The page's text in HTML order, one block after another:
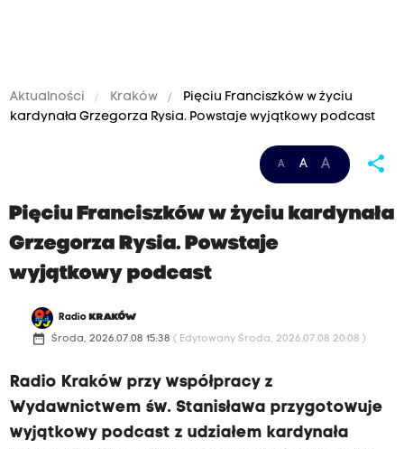
Aktualności Kraków
Pięciu Franciszków w życiu
kardynała Grzegorza Rysia. Powstaje wyjątkowy podcast
A A A share
Pięciu Franciszków w życiu kardynała
Grzegorza Rysia. Powstaje
wyjątkowy podcast
Radio KRAKÓW
date_range Środa, 2026.07.08 15:38 ( Edytowany Środa, 2026.07.08 20:08 )
Radio Kraków przy współpracy z
Wydawnictwem św. Stanisława przygotowuje
wyjątkowy podcast z udziałem kardynała